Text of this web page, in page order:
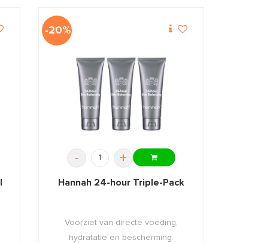
-20%
- +
Hannah 24-hour Triple-Pack
Voorziet van directe voeding,
hydratatie en bescherming.